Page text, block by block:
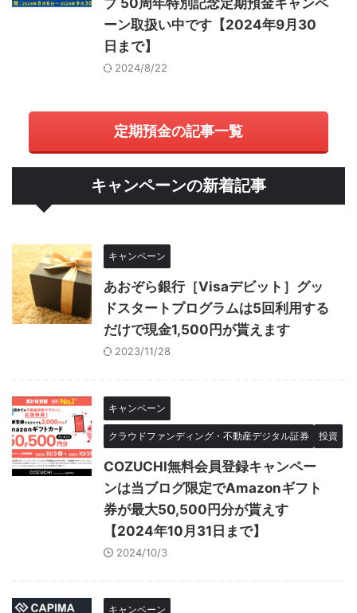
プ 50周年特別記念定期預金キャンペ
ーン取扱い中です【2024年9月30
日まで】
2024/8/22
定期預金の記事一覧
キャンペーンの新着記事
キャンペーン
あおぞら銀行［Visaデビット］グッ
ドスタートプログラムは5回利用する
だけで現金1,500円が貰えます
2023/11/28
キャンペーン
クラウドファンディング・不動産デジタル証券 投資
COZUCHI無料会員登録キャンペー
ンは当ブログ限定でAmazonギフト
券が最大50,500円分が貰えす
【2024年10月31日まで】
2024/10/3
キャンペーン